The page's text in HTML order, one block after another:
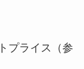
プライス（参